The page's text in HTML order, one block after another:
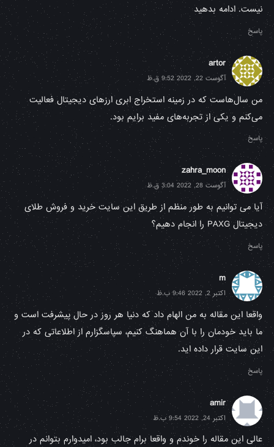
نیست. ادامه بدهید
پاسخ
artor
آگوست 22, 2022 9:52 ق.ظ
من سال‌هاست که در زمینه استخراج ابری ارزهای دیجیتال فعالیت
می‌کنم و یکی از تجربه‌های مفید برایم بود.
پاسخ
zahra_moon
آگوست 28, 2022 3:04 ق.ظ
آیا می توانیم به طور منظم از طریق این سایت خرید و فروش طلای
دیجیتال PAXG را انجام دهیم؟
پاسخ
m
اکتبر 2, 2022 9:46 ب.ظ
واقعا این مقاله به من الهام داد که دنیا هر روز در حال پیشرفت است و
ما باید خودمان را با آن هماهنگ کنیم، سپاسگزارم از اطلاعاتی که در
این سایت قرار داده اید.
پاسخ
amir
اکتبر 24, 2022 9:54 ب.ظ
عالی این مقاله را خوندم و واقعا برام جالب بود، امیدوارم بتوانم در